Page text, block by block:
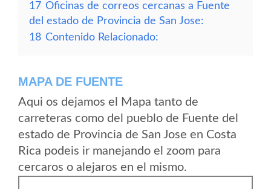
17 Oficinas de correos cercanas a Fuente
del estado de Provincia de San Jose:
18 Contenido Relacionado:
MAPA DE FUENTE
Aqui os dejamos el Mapa tanto de
carreteras como del pueblo de Fuente del
estado de Provincia de San Jose en Costa
Rica podeis ir manejando el zoom para
cercaros o alejaros en el mismo.